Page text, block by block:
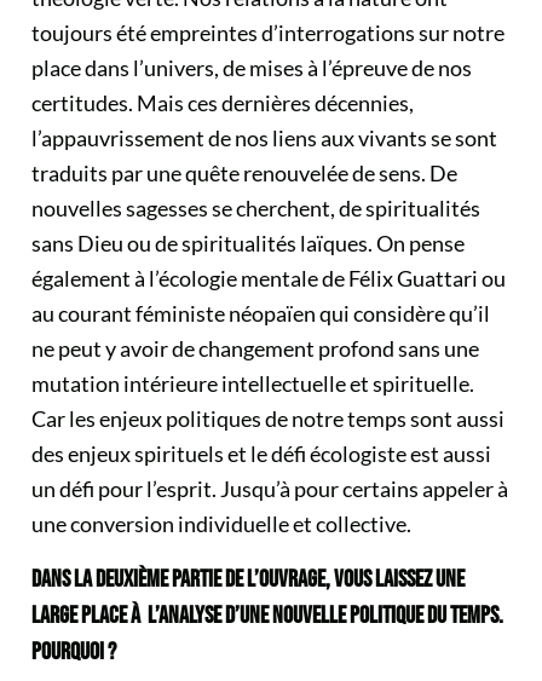
toujours été empreintes d’interrogations sur notre
place dans l’univers, de mises à l’épreuve de nos
certitudes. Mais ces dernières décennies,
l’appauvrissement de nos liens aux vivants se sont
traduits par une quête renouvelée de sens. De
nouvelles sagesses se cherchent, de spiritualités
sans Dieu ou de spiritualités laïques. On pense
également à l’écologie mentale de Félix Guattari ou
au courant féministe néopaïen qui considère qu’il
ne peut y avoir de changement profond sans une
mutation intérieure intellectuelle et spirituelle.
Car les enjeux politiques de notre temps sont aussi
des enjeux spirituels et le défi écologiste est aussi
un défi pour l’esprit. Jusqu’à pour certains appeler à
une conversion individuelle et collective.
DANS LA DEUXIÈME PARTIE DE L’OUVRAGE, VOUS LAISSEZ UNE
LARGE PLACE À L’ANALYSE D’UNE NOUVELLE POLITIQUE DU TEMPS.
POURQUOI ?